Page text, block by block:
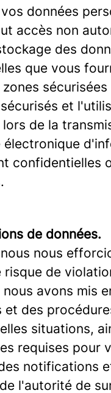
données
accès non
des
que vous
et
de la
électronique
confidentielles
de données.
nous
risque de
nous avons mis
et des
situations,
requises pour
notifications
l'autorité de